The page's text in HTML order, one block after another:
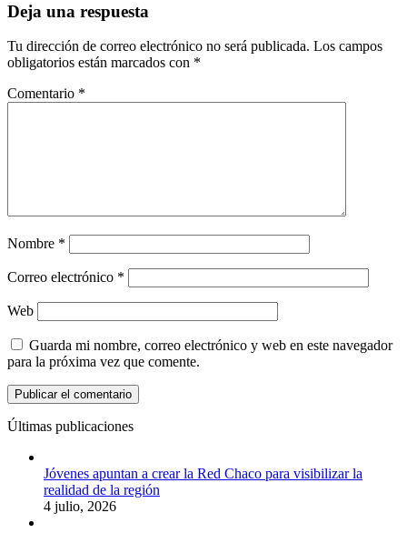
Deja una respuesta
Tu dirección de correo electrónico no será publicada. Los campos
obligatorios están marcados con *
Comentario *
Nombre *
Correo electrónico *
Web
Guarda mi nombre, correo electrónico y web en este navegador
para la próxima vez que comente.
Últimas publicaciones
Jóvenes apuntan a crear la Red Chaco para visibilizar la
realidad de la región
4 julio, 2026